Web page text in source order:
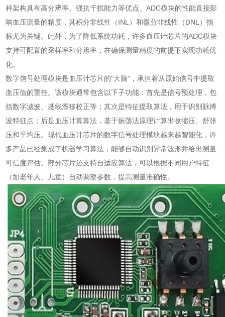
种架构具有高分辨率、强抗干扰能力等优点。ADC模块的性能直接影
响血压测量的精度，其积分非线性（INL）和微分非线性（DNL）指
标尤为关键。此外，为了降低系统功耗，许多血压计芯片的ADC模块
支持可配置的采样率和分辨率，在确保测量精度的前提下实现功耗优
化。
数字信号处理模块是血压计芯片的"大脑"，承担着从原始信号中提取
血压值的重任。该模块通常包含以下子功能：首先是信号预处理，包
括数字滤波、基线漂移校正等；其次是特征提取算法，用于识别脉搏
波特征点；后是血压计算算法，基于振荡法原理计算出收缩压、舒张
压和平均压。现代血压计芯片的数字信号处理模块越来越智能化，许
多产品已经集成了机器学习算法，能够自动识别异常波形并给出测量
可信度评估。部分芯片还支持自适应算法，可以根据不同用户特征
（如老年人、儿童）自动调整参数，提高测量准确性。